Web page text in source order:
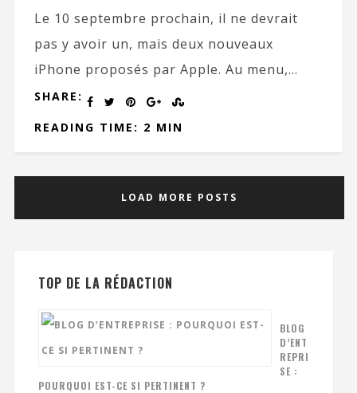
Le 10 septembre prochain, il ne devrait
pas y avoir un, mais deux nouveaux
iPhone proposés par Apple. Au menu,...
SHARE:
READING TIME: 2 MIN
LOAD MORE POSTS
TOP DE LA RÉDACTION
BLOG
D’ENT
REPRI
SE :
POURQUOI EST-CE SI PERTINENT ?